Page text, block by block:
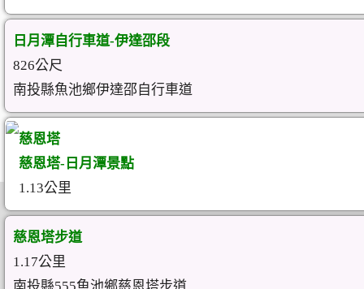
日月潭自行車道-伊達邵段
826公尺
南投縣魚池鄉伊達邵自行車道
慈恩塔
慈恩塔-日月潭景點
1.13公里
慈恩塔步道
1.17公里